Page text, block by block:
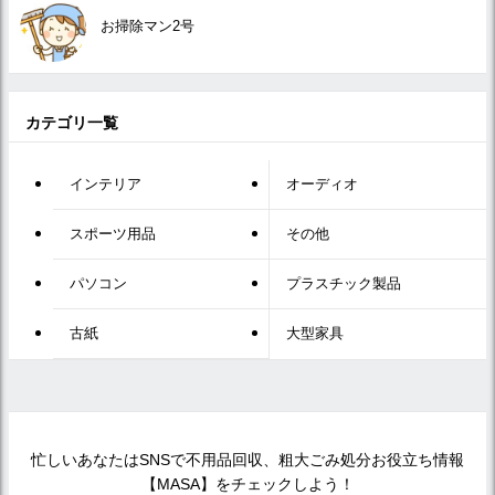
お掃除マン2号
カテゴリ一覧
インテリア オーディオ
スポーツ用品 その他
パソコン プラスチック製品
古紙 大型家具
忙しいあなたはSNSで不用品回収、粗大ごみ処分お役立ち情報
【MASA】をチェックしよう！